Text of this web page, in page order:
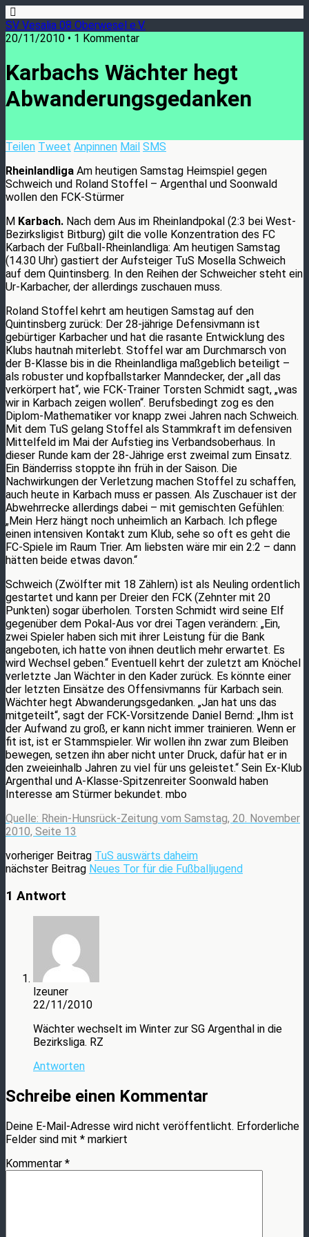
SV Vesalia 08 Oberwesel e.V.
20/11/2010 • 1 Kommentar
Karbachs Wächter hegt
Abwanderungsgedanken
Teilen Tweet Anpinnen Mail SMS
Rheinlandliga Am heutigen Samstag Heimspiel gegen
Schweich und Roland Stoffel – Argenthal und Soonwald
wollen den FCK-Stürmer
M Karbach. Nach dem Aus im Rheinlandpokal (2:3 bei West-
Bezirksligist Bitburg) gilt die volle Konzentration des FC
Karbach der Fußball-Rheinlandliga: Am heutigen Samstag
(14.30 Uhr) gastiert der Aufsteiger TuS Mosella Schweich
auf dem Quintinsberg. In den Reihen der Schweicher steht ein
Ur-Karbacher, der allerdings zuschauen muss.
Roland Stoffel kehrt am heutigen Samstag auf den
Quintinsberg zurück: Der 28-jährige Defensivmann ist
gebürtiger Karbacher und hat die rasante Entwicklung des
Klubs hautnah miterlebt. Stoffel war am Durchmarsch von
der B-Klasse bis in die Rheinlandliga maßgeblich beteiligt –
als robuster und kopfballstarker Manndecker, der „all das
verkörpert hat“, wie FCK-Trainer Torsten Schmidt sagt, „was
wir in Karbach zeigen wollen“. Berufsbedingt zog es den
Diplom-Mathematiker vor knapp zwei Jahren nach Schweich.
Mit dem TuS gelang Stoffel als Stammkraft im defensiven
Mittelfeld im Mai der Aufstieg ins Verbandsoberhaus. In
dieser Runde kam der 28-Jährige erst zweimal zum Einsatz.
Ein Bänderriss stoppte ihn früh in der Saison. Die
Nachwirkungen der Verletzung machen Stoffel zu schaffen,
auch heute in Karbach muss er passen. Als Zuschauer ist der
Abwehrrecke allerdings dabei – mit gemischten Gefühlen:
„Mein Herz hängt noch unheimlich an Karbach. Ich pflege
einen intensiven Kontakt zum Klub, sehe so oft es geht die
FC-Spiele im Raum Trier. Am liebsten wäre mir ein 2:2 – dann
hätten beide etwas davon.“
Schweich (Zwölfter mit 18 Zählern) ist als Neuling ordentlich
gestartet und kann per Dreier den FCK (Zehnter mit 20
Punkten) sogar überholen. Torsten Schmidt wird seine Elf
gegenüber dem Pokal-Aus vor drei Tagen verändern: „Ein,
zwei Spieler haben sich mit ihrer Leistung für die Bank
angeboten, ich hatte von ihnen deutlich mehr erwartet. Es
wird Wechsel geben.“ Eventuell kehrt der zuletzt am Knöchel
verletzte Jan Wächter in den Kader zurück. Es könnte einer
der letzten Einsätze des Offensivmanns für Karbach sein.
Wächter hegt Abwanderungsgedanken. „Jan hat uns das
mitgeteilt“, sagt der FCK-Vorsitzende Daniel Bernd: „Ihm ist
der Aufwand zu groß, er kann nicht immer trainieren. Wenn er
fit ist, ist er Stammspieler. Wir wollen ihn zwar zum Bleiben
bewegen, setzen ihn aber nicht unter Druck, dafür hat er in
den zweieinhalb Jahren zu viel für uns geleistet.“ Sein Ex-Klub
Argenthal und A-Klasse-Spitzenreiter Soonwald haben
Interesse am Stürmer bekundet. mbo
Quelle: Rhein-Hunsrück-Zeitung vom Samstag, 20. November
2010, Seite 13
vorheriger Beitrag TuS auswärts daheim
nächster Beitrag Neues Tor für die Fußballjugend
1 Antwort
lzeuner
22/11/2010
Wächter wechselt im Winter zur SG Argenthal in die
Bezirksliga. RZ
Antworten
Schreibe einen Kommentar
Deine E-Mail-Adresse wird nicht veröffentlicht. Erforderliche
Felder sind mit * markiert
Kommentar *